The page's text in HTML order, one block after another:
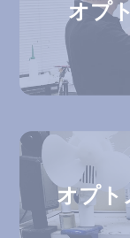
オプ
オプト